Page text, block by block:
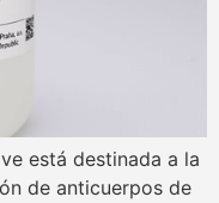
está destinada a la
de anticuerpos de